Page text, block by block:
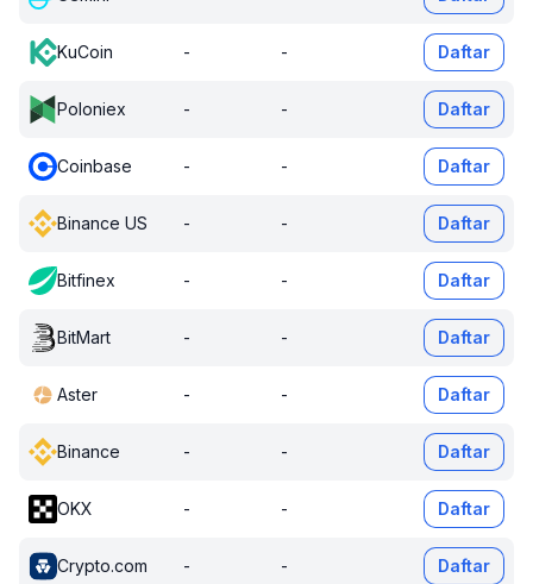
KuCoin - - Daftar
Poloniex - - Daftar
Coinbase - - Daftar
Binance US - - Daftar
Bitfinex - - Daftar
BitMart - - Daftar
Aster - - Daftar
Binance - - Daftar
OKX - - Daftar
Crypto.com - - Daftar